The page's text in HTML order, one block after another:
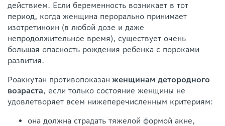
действием. Если беременность возникает в тот
период, когда женщина перорально принимает
изотретиноин (в любой дозе и даже
непродолжительное время), существует очень
большая опасность рождения ребенка с пороками
развития.
Роаккутан противопоказан женщинам детородного
возраста, если только состояние женщины не
удовлетворяет всем нижеперечисленным критериям:
она должна страдать тяжелой формой акне,